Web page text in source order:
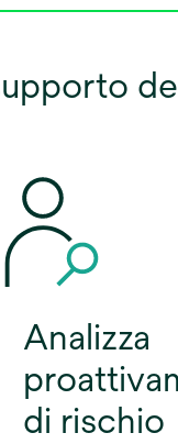
Analizza
di rischio